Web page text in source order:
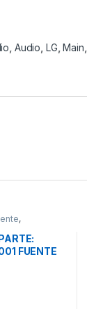
Audio LG ,Main
,
FUENTE